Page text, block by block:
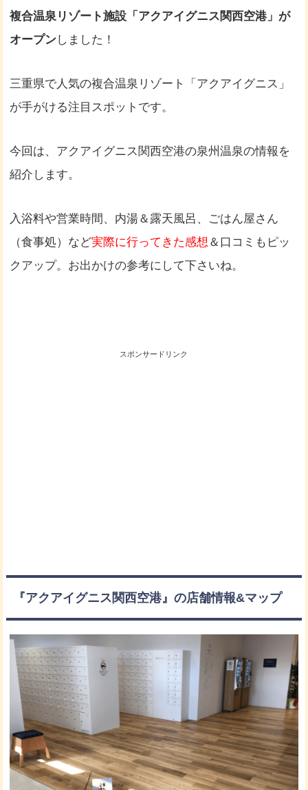
複合温泉リゾート施設「アクアイグニス関西空港」が
オープンしました！
三重県で人気の複合温泉リゾート「アクアイグニス」
が手がける注目スポットです。
今回は、アクアイグニス関西空港の泉州温泉の情報を
紹介します。
入浴料や営業時間、内湯＆露天風呂、ごはん屋さん
（食事処）など実際に行ってきた感想 ＆口コミもピッ
クアップ。お出かけの参考にして下さいね。
スポンサードリンク
『アクアイグニス関西空港』の店舗情報&マップ